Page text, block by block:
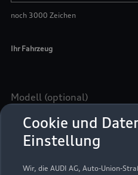
Cookie und
Einstellung
Wir, die AUDI AG, Auto-Union-